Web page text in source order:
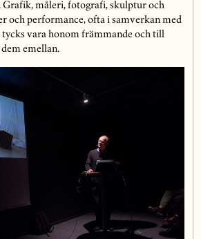
Grafik, måleri, fotografi, skulptur och
och performance, ofta i samverkan med
vara honom främmande och till
emellan.